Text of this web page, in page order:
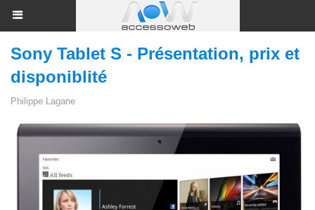
Sony Tablet S - Présentation, prix et
disponiblité
Philippe Lagane